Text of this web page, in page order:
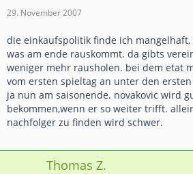
29. November 2007
die einkaufspolitik finde ich
was am ende rauskommt. da gibts
weniger mehr rausholen. bei dem etat
vom ersten spieltag an unter den
ja nun am saisonende. novakovic wird
bekommen,wenn er so weiter trifft.
nachfolger zu finden wird schwer.
Thomas Z.